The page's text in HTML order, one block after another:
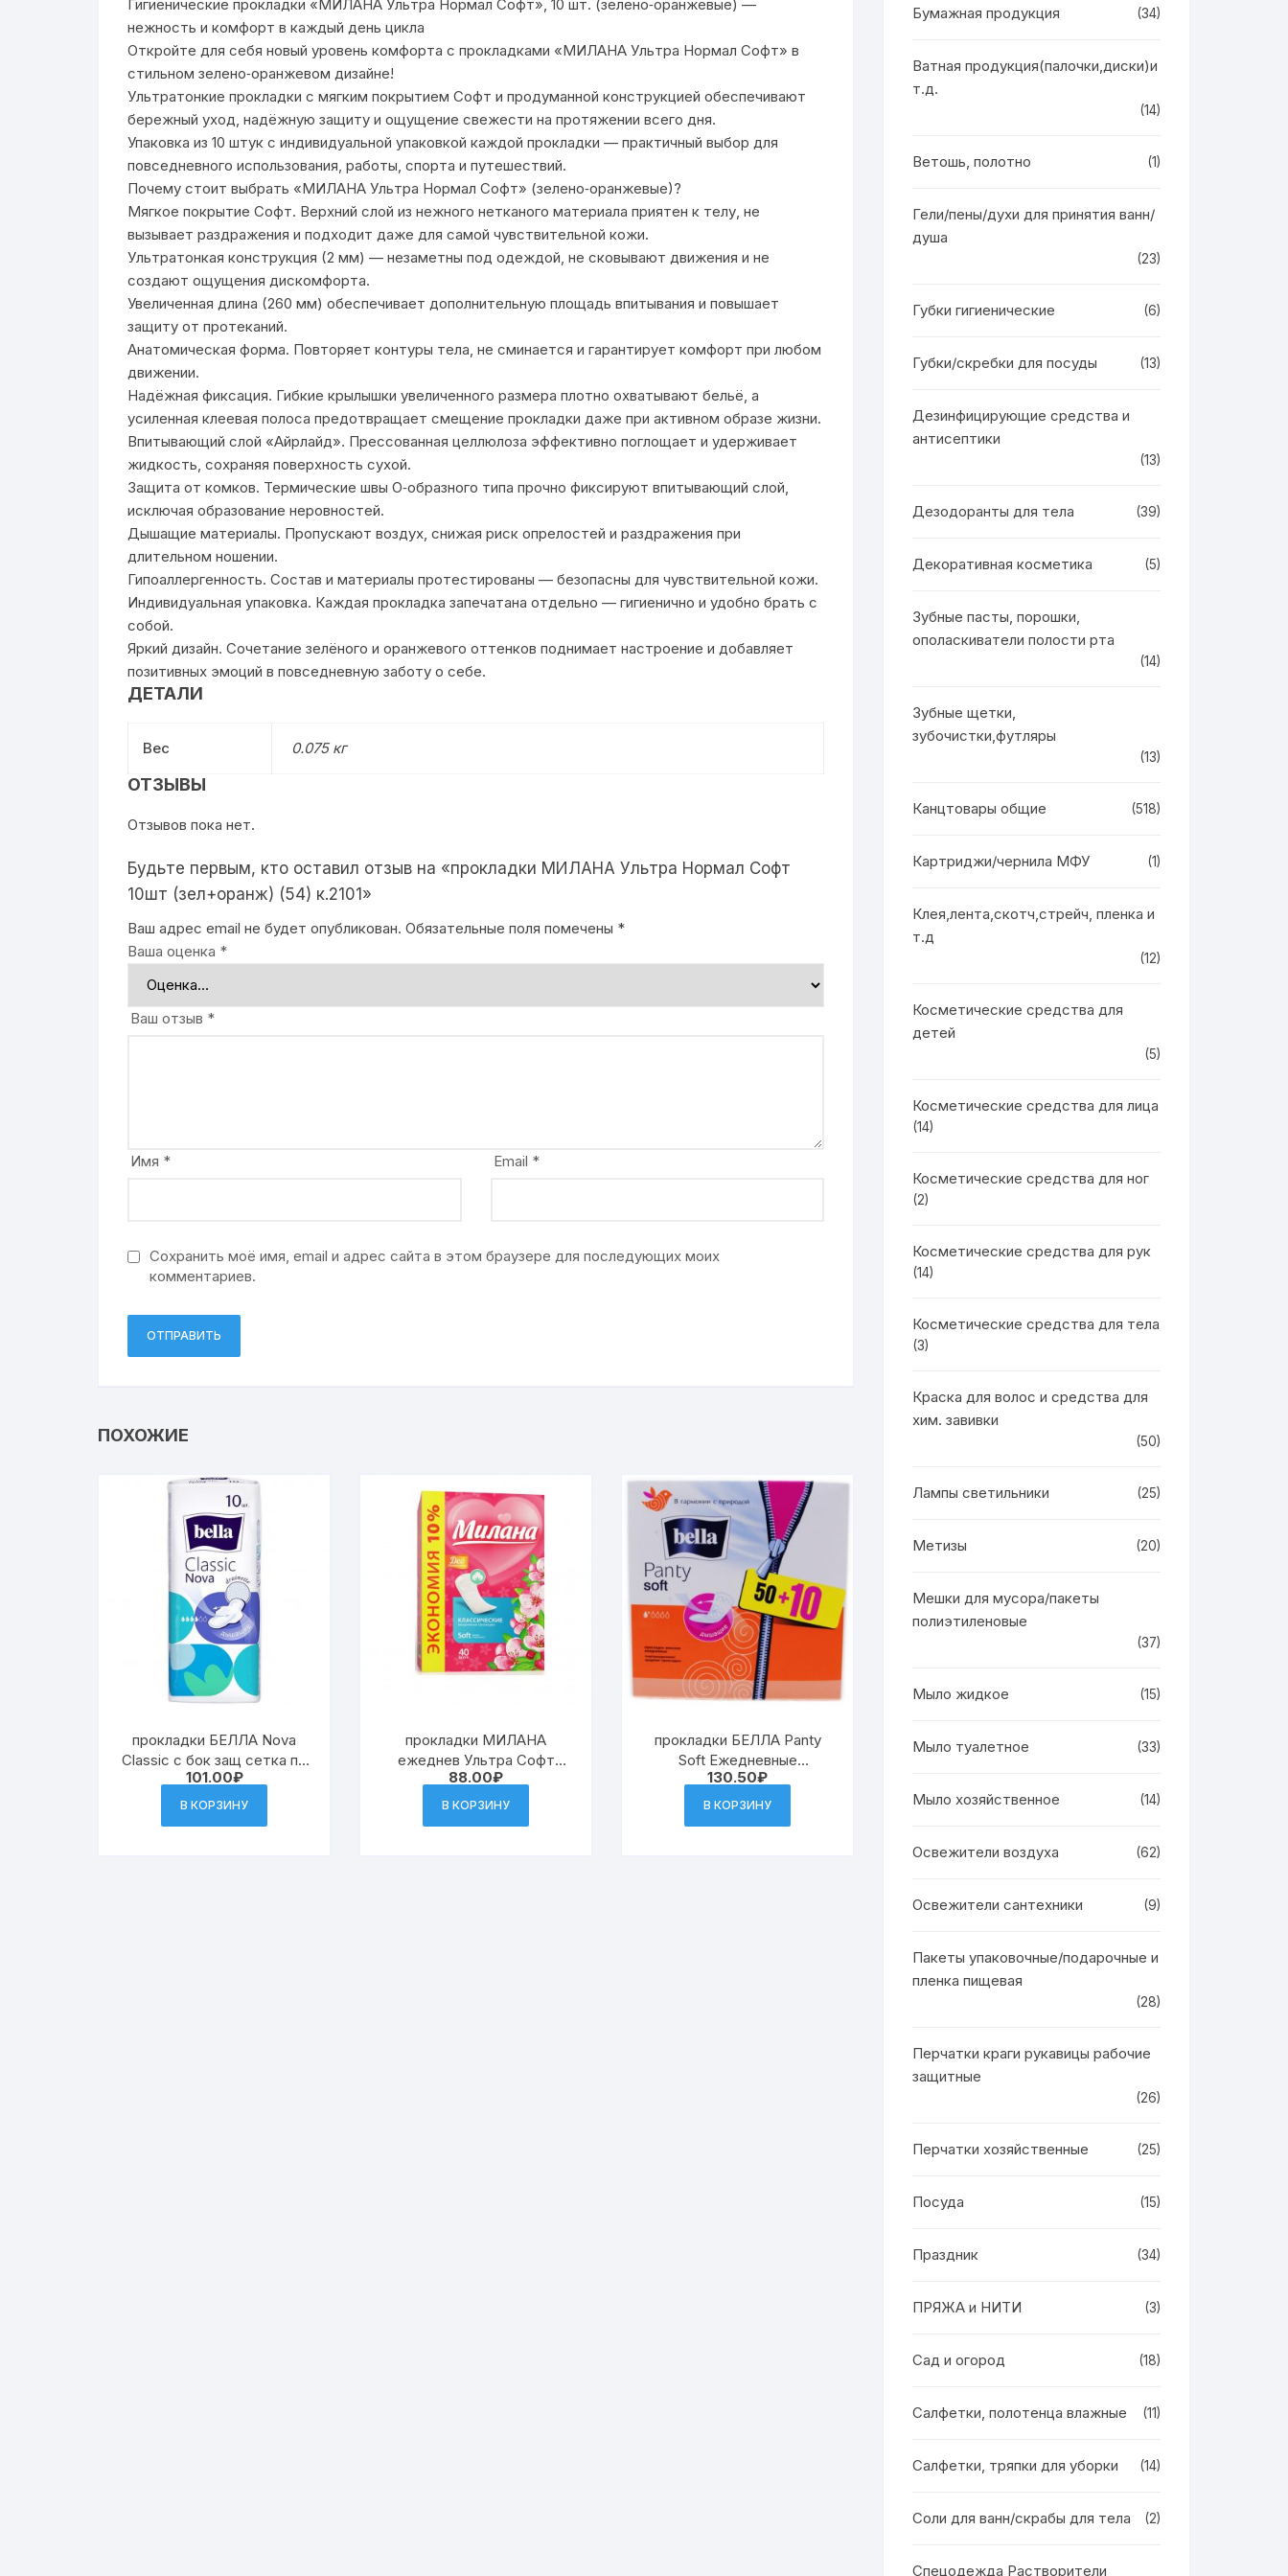
Гигиенические прокладки «МИЛАНА Ультра Нормал Софт», 10 шт. (зелено‑оранжевые) —
нежность и комфорт в каждый день цикла
Откройте для себя новый уровень комфорта с прокладками «МИЛАНА Ультра Нормал Софт» в
стильном зелено‑оранжевом дизайне!
Ультратонкие прокладки с мягким покрытием Софт и продуманной конструкцией обеспечивают
бережный уход, надёжную защиту и ощущение свежести на протяжении всего дня.
Упаковка из 10 штук с индивидуальной упаковкой каждой прокладки — практичный выбор для
повседневного использования, работы, спорта и путешествий.
Почему стоит выбрать «МИЛАНА Ультра Нормал Софт» (зелено‑оранжевые)?
Мягкое покрытие Софт. Верхний слой из нежного нетканого материала приятен к телу, не
вызывает раздражения и подходит даже для самой чувствительной кожи.
Ультратонкая конструкция (2 мм) — незаметны под одеждой, не сковывают движения и не
создают ощущения дискомфорта.
Увеличенная длина (260 мм) обеспечивает дополнительную площадь впитывания и повышает
защиту от протеканий.
Анатомическая форма. Повторяет контуры тела, не сминается и гарантирует комфорт при любом
движении.
Надёжная фиксация. Гибкие крылышки увеличенного размера плотно охватывают бельё, а
усиленная клеевая полоса предотвращает смещение прокладки даже при активном образе жизни.
Впитывающий слой «Айрлайд». Прессованная целлюлоза эффективно поглощает и удерживает
жидкость, сохраняя поверхность сухой.
Защита от комков. Термические швы О‑образного типа прочно фиксируют впитывающий слой,
исключая образование неровностей.
Дышащие материалы. Пропускают воздух, снижая риск опрелостей и раздражения при
длительном ношении.
Гипоаллергенность. Состав и материалы протестированы — безопасны для чувствительной кожи.
Индивидуальная упаковка. Каждая прокладка запечатана отдельно — гигиенично и удобно брать с
собой.
Яркий дизайн. Сочетание зелёного и оранжевого оттенков поднимает настроение и добавляет
позитивных эмоций в повседневную заботу о себе.
ДЕТАЛИ
Вес 0.075 кг
ОТЗЫВЫ
Отзывов пока нет.
Будьте первым, кто оставил отзыв на «прокладки МИЛАНА Ультра Нормал Софт
10шт (зел+оранж) (54) к.2101»
Ваш адрес email не будет опубликован. Обязательные поля помечены *
Ваша оценка *
Ваш отзыв *
Имя * Email *
Сохранить моё имя, email и адрес сайта в этом браузере для последующих моих
комментариев.
ПОХОЖИЕ
прокладки БЕЛЛА Nova
Classic с бок защ сетка по
10шт (32)к.Е06
101.00₽
В КОРЗИНУ
прокладки МИЛАНА
ежеднев Ультра Софт
40шт Весенние цветы (48)
к3103
88.00₽
В КОРЗИНУ
прокладки БЕЛЛА Panty
Soft Ежедневные
50шт+10шт (12)к.096
130.50₽
В КОРЗИНУ
Бумажная продукция (34)
Ватная продукция(палочки,диски)и
т.д.
(14)
Ветошь, полотно (1)
Гели/пены/духи для принятия ванн/
душа
(23)
Губки гигиенические (6)
Губки/скребки для посуды (13)
Дезинфицирующие средства и
антисептики
(13)
Дезодоранты для тела (39)
Декоративная косметика (5)
Зубные пасты, порошки,
ополаскиватели полости рта
(14)
Зубные щетки,
зубочистки,футляры
(13)
Канцтовары общие (518)
Картриджи/чернила МФУ (1)
Клея,лента,скотч,стрейч, пленка и
т.д
(12)
Косметические средства для
детей
(5)
Косметические средства для лица
(14)
Косметические средства для ног
(2)
Косметические средства для рук
(14)
Косметические средства для тела
(3)
Краска для волос и средства для
хим. завивки
(50)
Лампы светильники (25)
Метизы (20)
Мешки для мусора/пакеты
полиэтиленовые
(37)
Мыло жидкое (15)
Мыло туалетное (33)
Мыло хозяйственное (14)
Освежители воздуха (62)
Освежители сантехники (9)
Пакеты упаковочные/подарочные и
пленка пищевая
(28)
Перчатки краги рукавицы рабочие
защитные
(26)
Перчатки хозяйственные (25)
Посуда (15)
Праздник (34)
ПРЯЖА и НИТИ (3)
Сад и огород (18)
Салфетки, полотенца влажные (11)
Салфетки, тряпки для уборки (14)
Соли для ванн/скрабы для тела (2)
Спецодежда Растворители